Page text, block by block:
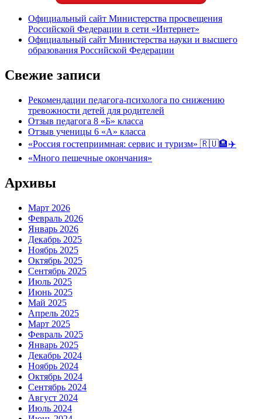
Официальный сайт Министерства просвещения
Российской Федерации в сети «Интернет»
Официальный сайт Министерства науки и высшего
образования Российской Федерации
Свежие записи
Рекомендации педагога-психолога по снижению
тревожности детей для родителей
Отзыв педагога 8 «Б» класса
Отзыв ученицы 6 «А» класса
«Россия гостеприимная: сервис и туризм» 🇷🇺🏨✈️
«Много пешечные окончания»
Архивы
Март 2026
Февраль 2026
Январь 2026
Декабрь 2025
Ноябрь 2025
Октябрь 2025
Сентябрь 2025
Июль 2025
Июнь 2025
Май 2025
Апрель 2025
Март 2025
Февраль 2025
Январь 2025
Декабрь 2024
Ноябрь 2024
Октябрь 2024
Сентябрь 2024
Август 2024
Июль 2024